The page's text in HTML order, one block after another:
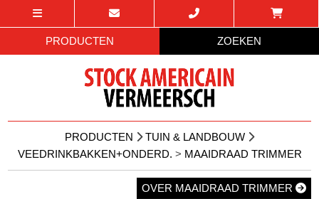
PRODUCTEN ZOEKEN
PRODUCTEN
TUIN & LANDBOUW
VEEDRINKBAKKEN+ONDERD. > MAAIDRAAD TRIMMER
OVER MAAIDRAAD TRIMMER